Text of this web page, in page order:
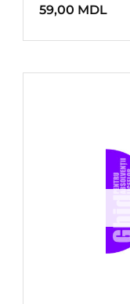
59,00 MDL